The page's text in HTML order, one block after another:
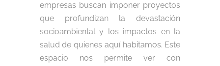
empresas buscan imponer proyectos
que profundizan la devastación
socioambiental y los impactos en la
salud de quienes aquí habitamos. Este
espacio nos permite ver con